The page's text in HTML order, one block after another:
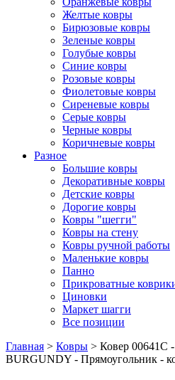
Желтые ковры
Бирюзовые ковры
Зеленые ковры
Голубые ковры
Синие ковры
Розовые ковры
Фиолетовые ковры
Сиреневые ковры
Серые ковры
Черные ковры
Коричневые ковры
Разное
Большие ковры
Декоративные ковры
Детские ковры
Дорогие ковры
Ковры "шегги"
Ковры на стену
Ковры ручной работы
Маленькие ковры
Панно
Прикроватные
Циновки
Маркет шагги
Все позиции
Главная > Ковры > Ковер 00641C
BURGUNDY - Прямоугольник -